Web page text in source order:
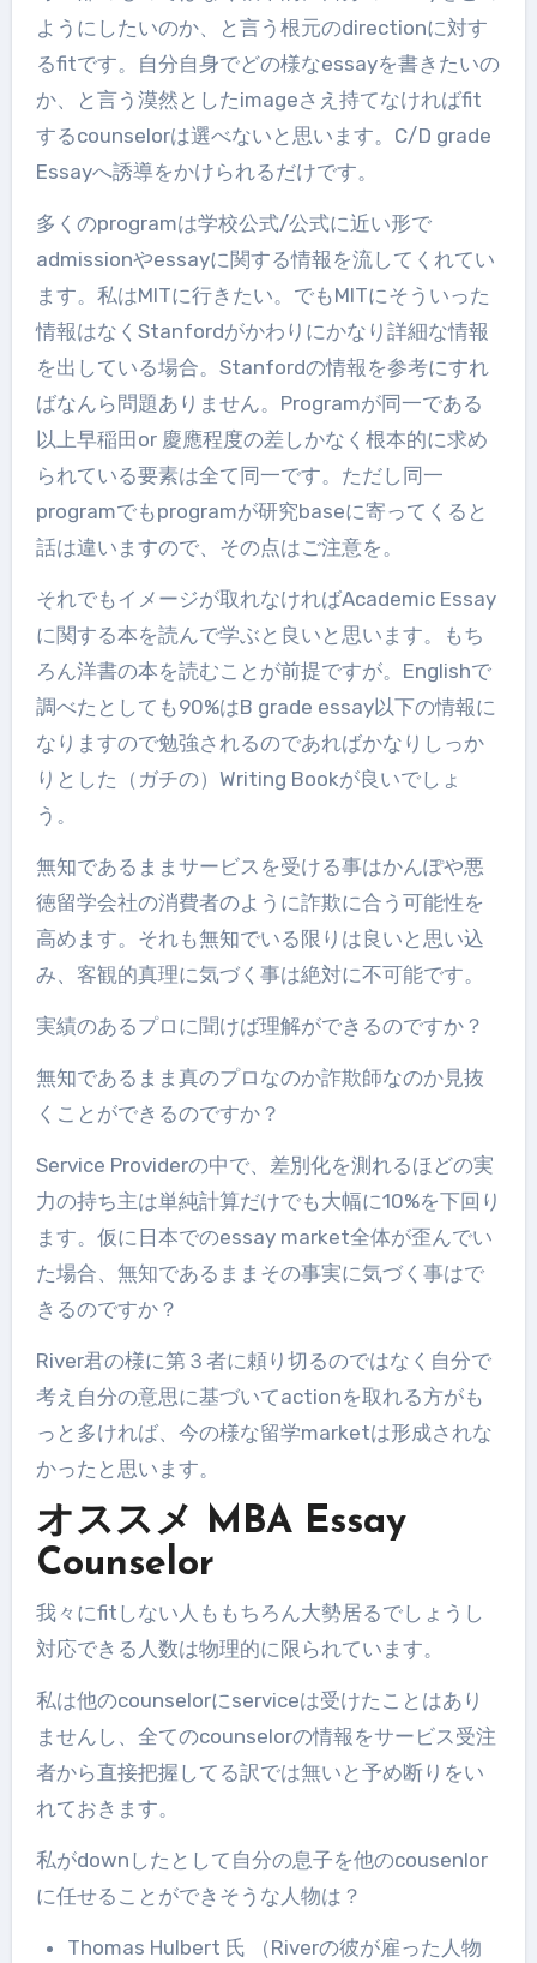
ようにしたいのか、と言う根元のdirectionに対す
るfitです。自分自身でどの様なessayを書きたいの
か、と言う漠然としたimageさえ持てなければfit
するcounselorは選べないと思います。C/D grade
Essayへ誘導をかけられるだけです。
多くのprogramは学校公式/公式に近い形で
admissionやessayに関する情報を流してくれてい
ます。私はMITに行きたい。でもMITにそういった
情報はなくStanfordがかわりにかなり詳細な情報
を出している場合。Stanfordの情報を参考にすれ
ばなんら問題ありません。Programが同一である
以上早稲田or 慶應程度の差しかなく根本的に求め
られている要素は全て同一です。ただし同一
programでもprogramが研究baseに寄ってくると
話は違いますので、その点はご注意を。
それでもイメージが取れなければAcademic Essay
に関する本を読んで学ぶと良いと思います。もち
ろん洋書の本を読むことが前提ですが。Englishで
調べたとしても90%はB grade essay以下の情報に
なりますので勉強されるのであればかなりしっか
りとした（ガチの）Writing Bookが良いでしょ
う。
無知であるままサービスを受ける事はかんぽや悪
徳留学会社の消費者のように詐欺に合う可能性を
高めます。それも無知でいる限りは良いと思い込
み、客観的真理に気づく事は絶対に不可能です。
実績のあるプロに聞けば理解ができるのですか？
無知であるまま真のプロなのか詐欺師なのか見抜
くことができるのですか？
Service Providerの中で、差別化を測れるほどの実
力の持ち主は単純計算だけでも大幅に10%を下回り
ます。仮に日本でのessay market全体が歪んでい
た場合、無知であるままその事実に気づく事はで
きるのですか？
River君の様に第３者に頼り切るのではなく自分で
考え自分の意思に基づいてactionを取れる方がも
っと多ければ、今の様な留学marketは形成されな
かったと思います。
オススメ MBA Essay
Counselor
我々にfitしない人ももちろん大勢居るでしょうし
対応できる人数は物理的に限られています。
私は他のcounselorにserviceは受けたことはあり
ませんし、全てのcounselorの情報をサービス受注
者から直接把握してる訳では無いと予め断りをい
れておきます。
私がdownしたとして自分の息子を他のcousenlor
に任せることができそうな人物は？
Thomas Hulbert 氏 （Riverの彼が雇った人物